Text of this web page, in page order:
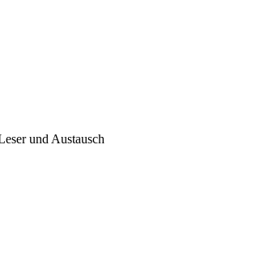
und Austausch